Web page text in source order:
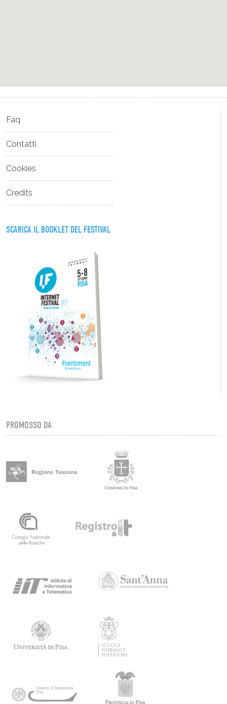
Faq
Contatti
Cookies
Credits
SCARICA IL BOOKLET DEL FESTIVAL
PROMOSSO DA